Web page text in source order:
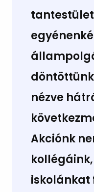
nézve
Akciónk
iskolánkat